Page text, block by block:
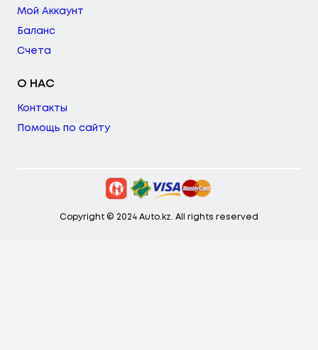
Мой Аккаунт
Баланс
Счета
О НАС
Контакты
Помощь по сайту
Copyright © 2024 Auto.kz. All rights reserved